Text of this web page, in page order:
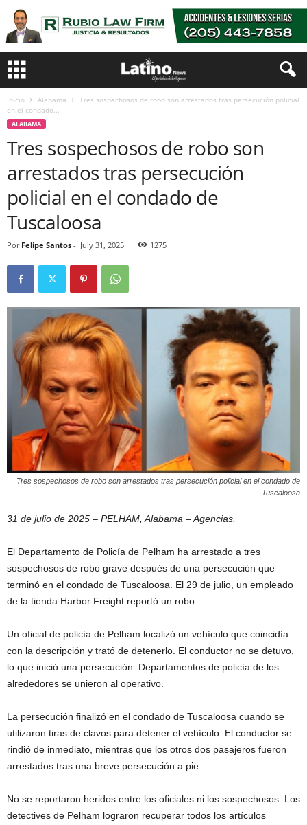
Inicio Alabama
Tres sospechosos de robo son arrestados tras persecución policial
en el condado...
ALABAMA
Tres sospechosos de robo son
arrestados tras persecución
policial en el condado de
Tuscaloosa
Por Felipe Santos - July 31, 2025 1275
Tres sospechosos de robo son arrestados tras persecución policial en el condado de
Tuscaloosa
31 de julio de 2025 – PELHAM, Alabama – Agencias.
El Departamento de Policía de Pelham ha arrestado a tres
sospechosos de robo grave después de una persecución que
terminó en el condado de Tuscaloosa. El 29 de julio, un empleado
de la tienda Harbor Freight reportó un robo.
Un oficial de policía de Pelham localizó un vehículo que coincidía
con la descripción y trató de detenerlo. El conductor no se detuvo,
lo que inició una persecución. Departamentos de policía de los
alrededores se unieron al operativo.
La persecución finalizó en el condado de Tuscaloosa cuando se
utilizaron tiras de clavos para detener el vehículo. El conductor se
rindió de inmediato, mientras que los otros dos pasajeros fueron
arrestados tras una breve persecución a pie.
No se reportaron heridos entre los oficiales ni los sospechosos. Los
detectives de Pelham lograron recuperar todos los artículos